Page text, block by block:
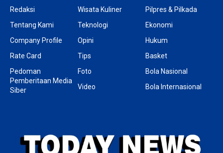
Redaksi
Tentang Kami
Company Profile
Rate Card
Pedoman
Pemberitaan Media
Siber
Wisata Kuliner
Teknologi
Opini
Tips
Foto
Video
Pilpres & Pilkada
Ekonomi
Hukum
Basket
Bola Nasional
Bola Internasional